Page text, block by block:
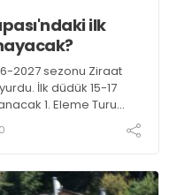
ilk
2027 sezonu Ziraat
İlk düdük 15-17
1. Eleme Turu